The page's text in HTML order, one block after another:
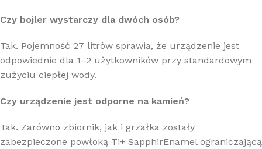
Czy bojler wystarczy dla dwóch osób?
Tak. Pojemność 27 litrów sprawia, że urządzenie jest
odpowiednie dla 1–2 użytkowników przy standardowym
zużyciu ciepłej wody.
Czy urządzenie jest odporne na kamień?
Tak. Zarówno zbiornik, jak i grzałka zostały
zabezpieczone powłoką Ti+ SapphirEnamel ograniczającą